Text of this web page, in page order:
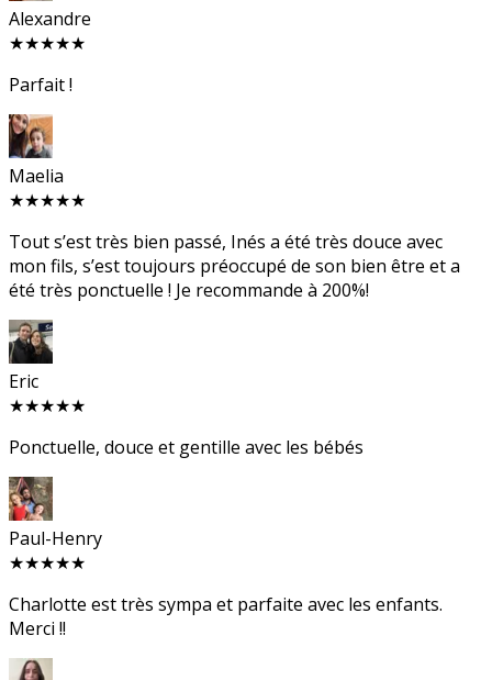
Alexandre
★★★★★
Parfait !
Maelia
★★★★★
Tout s’est très bien passé, Inés a été très douce avec
mon fils, s’est toujours préoccupé de son bien être et a
été très ponctuelle ! Je recommande à 200%!
Eric
★★★★★
Ponctuelle, douce et gentille avec les bébés
Paul-Henry
★★★★★
Charlotte est très sympa et parfaite avec les enfants.
Merci !!